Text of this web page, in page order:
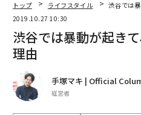
トップ ライフスタイル
渋谷では
2019.10.27 10:30
渋谷では暴動が起き
理由
手塚マキ | Official
経営者